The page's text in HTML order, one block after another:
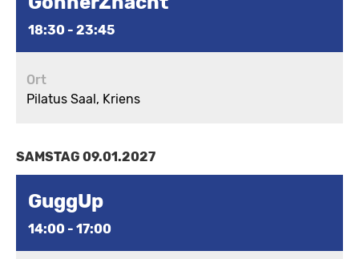
18:30 - 23:45
Ort
Pilatus Saal, Kriens
SAMSTAG 09.01.2027
GuggUp
14:00 - 17:00